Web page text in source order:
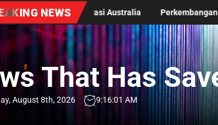
NEWS
Imigrasi Australia Perkembangan Pendidikan
That Has
August 8th, 2026 9:16:02 AM